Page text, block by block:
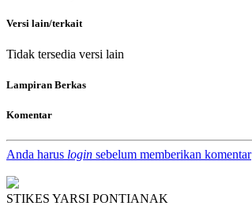
Versi lain/terkait
Tidak tersedia versi lain
Lampiran Berkas
Komentar
Anda harus login sebelum memberikan komentar
STIKES YARSI PONTIANAK